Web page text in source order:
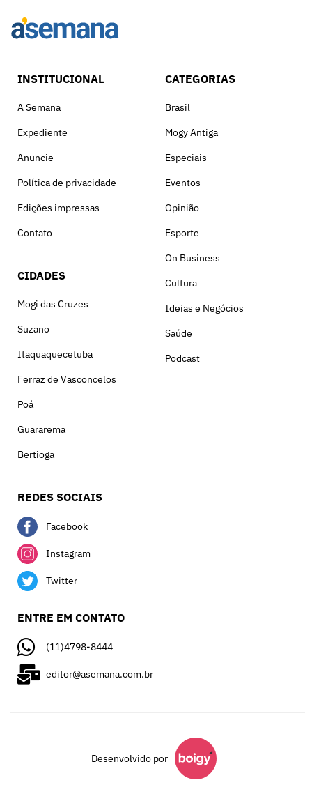
INSTITUCIONAL
A Semana
Expediente
Anuncie
Política de privacidade
Edições impressas
Contato
CIDADES
Mogi das Cruzes
Suzano
Itaquaquecetuba
Ferraz de Vasconcelos
Poá
Guararema
Bertioga
CATEGORIAS
Brasil
Mogy Antiga
Especiais
Eventos
Opinião
Esporte
On Business
Cultura
Ideias e Negócios
Saúde
Podcast
REDES SOCIAIS
Facebook
Instagram
Twitter
ENTRE EM CONTATO
(11)4798-8444
editor@asemana.com.br
Desenvolvido por